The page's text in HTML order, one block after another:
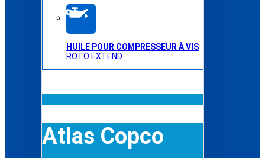
HUILE POUR COMPRESSEUR À VIS
ROTO EXTEND
Atlas Copco